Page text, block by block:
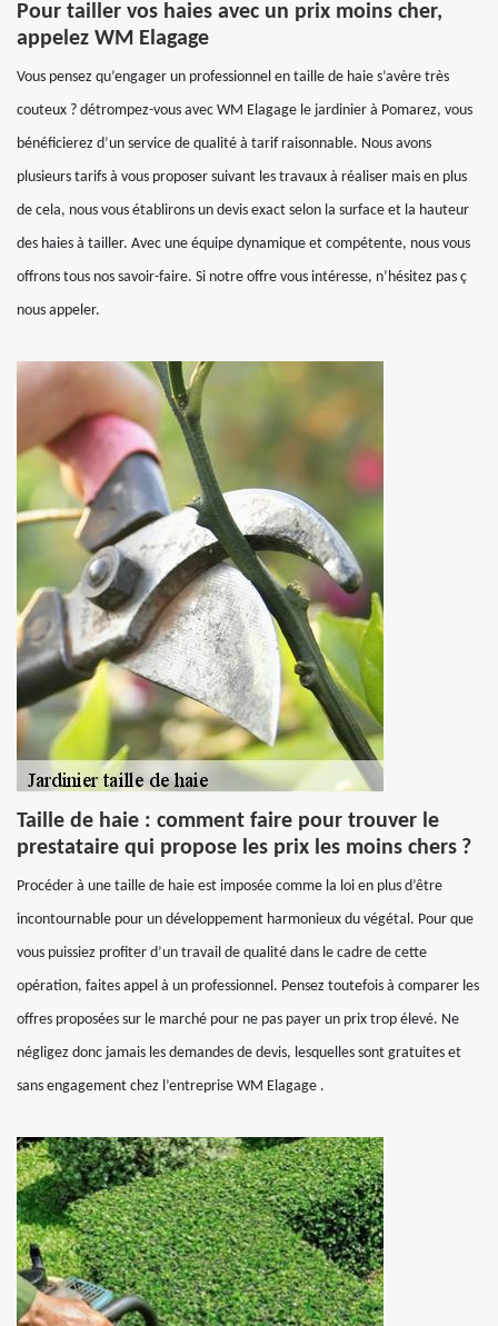
Pour tailler vos haies avec un prix moins cher,
appelez WM Elagage
Vous pensez qu’engager un professionnel en taille de haie s’avère très
couteux ? détrompez-vous avec WM Elagage le jardinier à Pomarez, vous
bénéficierez d’un service de qualité à tarif raisonnable. Nous avons
plusieurs tarifs à vous proposer suivant les travaux à réaliser mais en plus
de cela, nous vous établirons un devis exact selon la surface et la hauteur
des haies à tailler. Avec une équipe dynamique et compétente, nous vous
offrons tous nos savoir-faire. Si notre offre vous intéresse, n’hésitez pas ç
nous appeler.
Taille de haie : comment faire pour trouver le
prestataire qui propose les prix les moins chers ?
Procéder à une taille de haie est imposée comme la loi en plus d’être
incontournable pour un développement harmonieux du végétal. Pour que
vous puissiez profiter d’un travail de qualité dans le cadre de cette
opération, faites appel à un professionnel. Pensez toutefois à comparer les
offres proposées sur le marché pour ne pas payer un prix trop élevé. Ne
négligez donc jamais les demandes de devis, lesquelles sont gratuites et
sans engagement chez l’entreprise WM Elagage .